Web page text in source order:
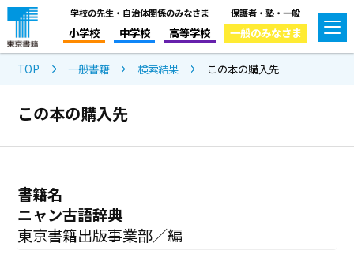
学校の先生・自治体関係のみなさま
小学校 中学校 高等学校
保護者・塾・一般
一般のみなさま
TOP 一般書籍 検索結果 この本の購入先
この本の購入先
書籍名
ニャン古語辞典
東京書籍出版事業部／編